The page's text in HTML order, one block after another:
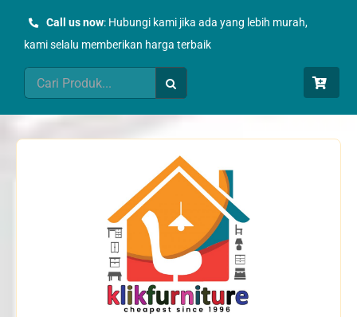
Call us now: Hubungi kami jika ada yang lebih murah,
kami selalu memberikan harga terbaik
Search
for: